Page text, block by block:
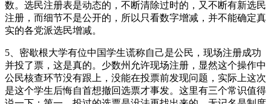
数。选民注册表是动态的，不断清除过时的，又不断有新选民
注册，而细节不是公开的，所以只看数字增减，并不能确定真
实的各党派选民增减。
5、密歇根大学有位中国学生谎称自己是公民，现场注册成功
并投了票，这是真的。少数州允许现场注册，显然这个操作中
公民核查环节没有跟上，没能在投票前发现问题，实际上这次
是这个学生后悔自首想撤回选票才事发。这里有三个常识值得